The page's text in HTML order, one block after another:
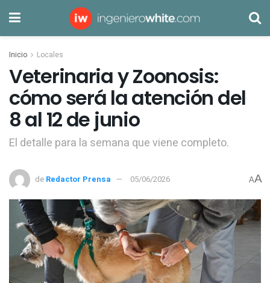
Inicio Locales
Veterinaria y Zoonosis:
cómo será la atención del
8 al 12 de junio
El detalle para la semana que viene completo.
de Redactor Prensa 05/06/2026 AA